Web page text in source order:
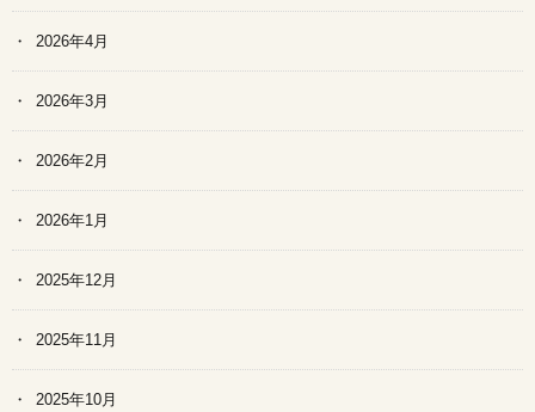
2026年4月
2026年3月
2026年2月
2026年1月
2025年12月
2025年11月
2025年10月